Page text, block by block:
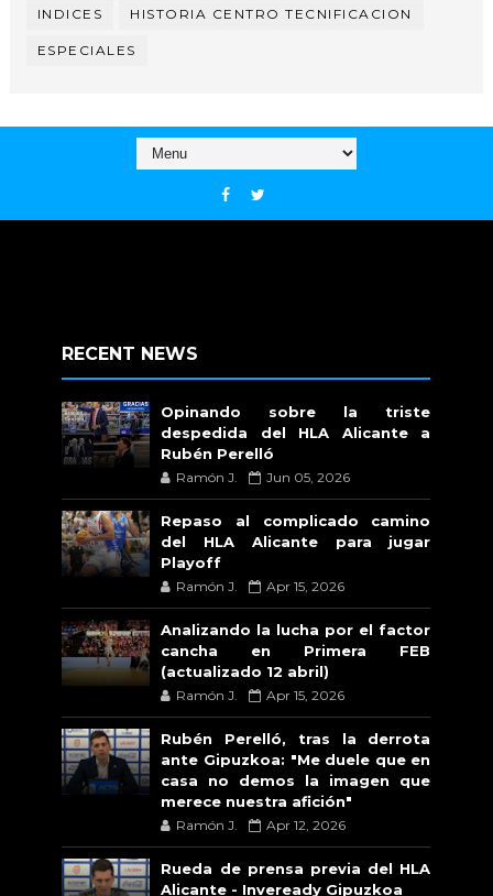
INDICES HISTORIA CENTRO TECNIFICACION
ESPECIALES
RECENT NEWS
Opinando sobre la triste
despedida del HLA Alicante a
Rubén Perelló
Ramón J. Jun 05, 2026
Repaso al complicado camino
del HLA Alicante para jugar
Playoff
Ramón J. Apr 15, 2026
Analizando la lucha por el factor
cancha en Primera FEB
(actualizado 12 abril)
Ramón J. Apr 15, 2026
Rubén Perelló, tras la derrota
ante Gipuzkoa: "Me duele que en
casa no demos la imagen que
merece nuestra afición"
Ramón J. Apr 12, 2026
Rueda de prensa previa del HLA
Alicante - Inveready Gipuzkoa